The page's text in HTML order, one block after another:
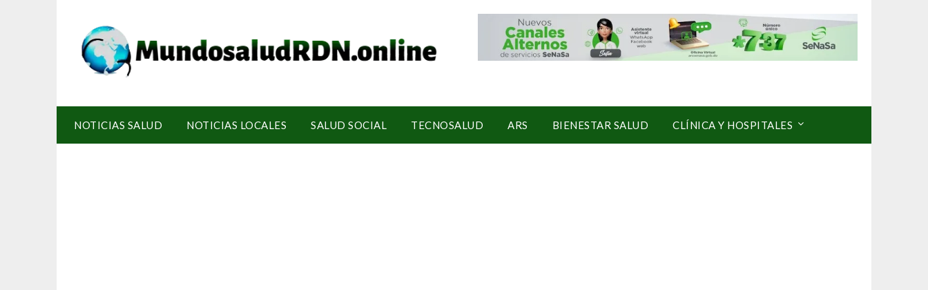
NOTICIAS SALUD NOTICIAS LOCALES SALUD SOCIAL TECNOSALUD ARS BIENESTAR SALUD CLÍNICA Y HOSPITALES